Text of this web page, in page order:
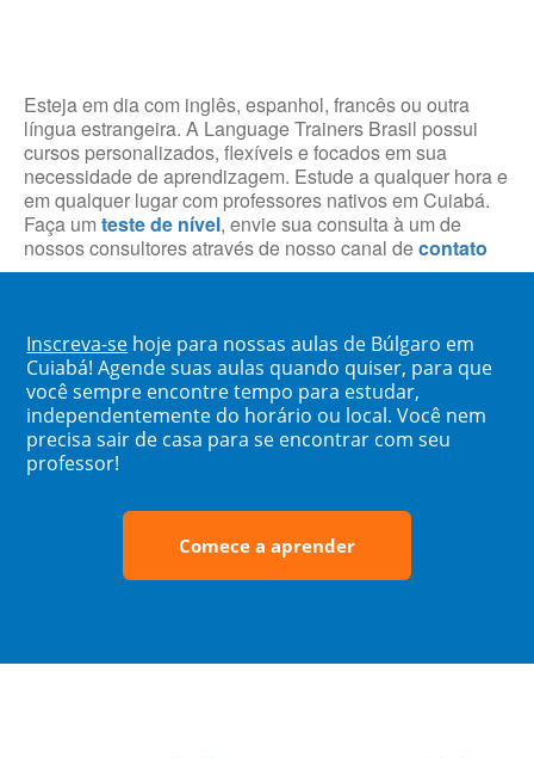
Esteja em dia com inglês, espanhol, francês ou outra
língua estrangeira. A Language Trainers Brasil possui
cursos personalizados, flexíveis e focados em sua
necessidade de aprendizagem. Estude a qualquer hora e
em qualquer lugar com professores nativos em Cuiabá.
Faça um teste de nível, envie sua consulta à um de
nossos consultores através de nosso canal decontato
Inscreva-se hoje para nossas aulas de Búlgaro em
Cuiabá! Agende suas aulas quando quiser, para que
você sempre encontre tempo para estudar,
independentemente do horário ou local. Você nem
precisa sair de casa para se encontrar com seu
professor!
Comece a aprender